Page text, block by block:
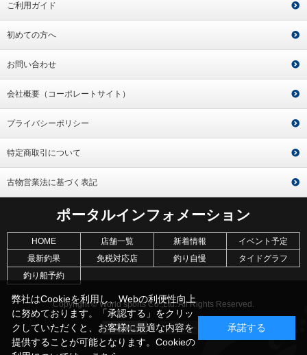
ご利用ガイド
初めての方へ
お問い合わせ
会社概要（コーポレートサイト）
プライバシーポリシー
特定商取引について
古物営業法に基づく表記
ポータルインフォメーション
HOME 店舗一覧 新着情報
イベント予定
最新釣果
免税対応店 釣り自慢
タイドグラフ
釣り船予約
Copyright © World sports Co.,Ltd. All Rights Reserved.
弊社はCookieを利用し、Webの利便性向上
に努めております。「承認する」をクリッ
クしていただくと、お客様に最適な内容を
提供することが可能となります。Cookieの
承諾する